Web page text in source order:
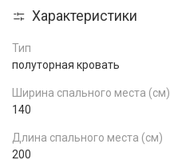
Характеристики
Тип
полуторная кровать
Ширина спального места (см)
140
Длина спального места (см)
200